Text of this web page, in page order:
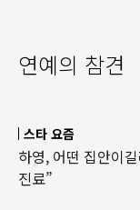
연예의 참견
스타 요즘
하영, 어떤 집안이
진료”